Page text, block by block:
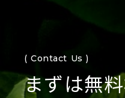
( Contact Us )
まずは無